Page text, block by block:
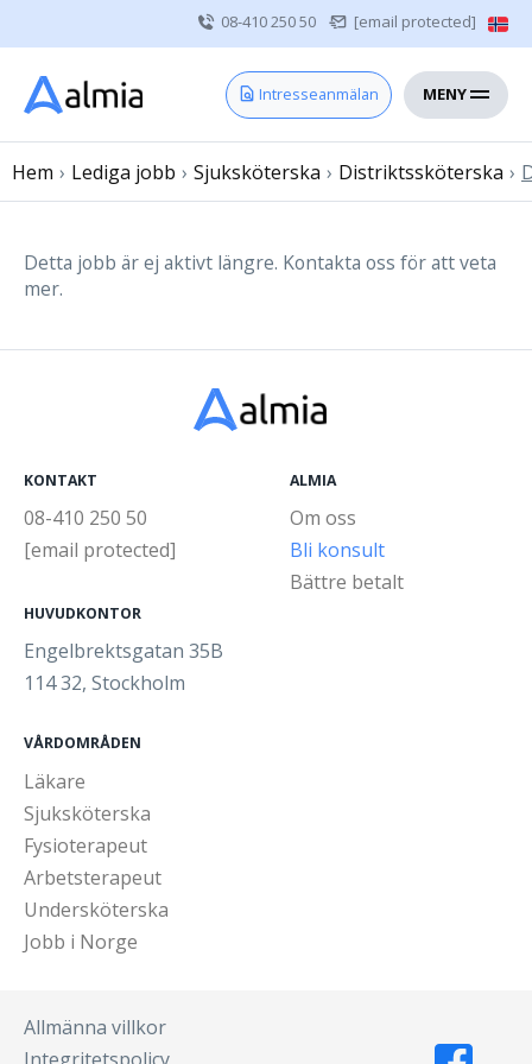
08-410 250 50 [email protected]
Intresseanmälan MENY
Hem
Vårdgivare
Om oss
Sjuksköterska
Läkare
Hem › Lediga jobb › Sjuksköterska › Distriktssköterska ›
Detta jobb är ej aktivt längre. Kontakta oss för att veta
mer.
KONTAKT
08-410 250 50
[email protected]
HUVUDKONTOR
Engelbrektsgatan 35B
114 32, Stockholm
ALMIA
Om oss
Bli konsult
Bättre betalt
VÅRDOMRÅDEN
Läkare
Sjuksköterska
Fysioterapeut
Arbetsterapeut
Undersköterska
Jobb i Norge
Allmänna villkor
Integritetspolicy